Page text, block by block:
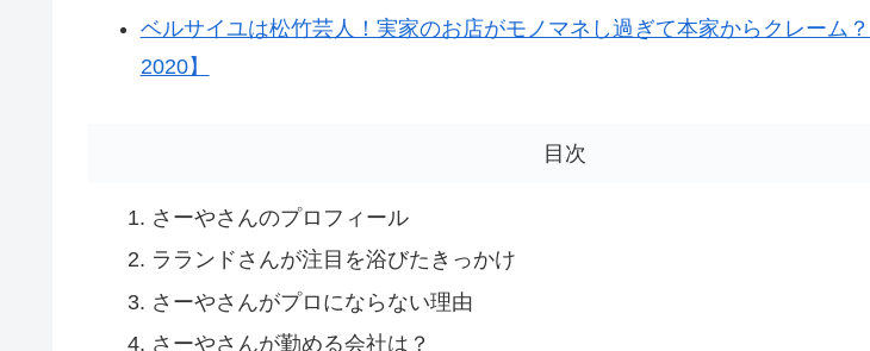
ベルサイユは松竹芸人！実家のお店がモノマネし過ぎて本家からクレーム
2020】
目次
さーやさんのプロフィール
ラランドさんが注目を浴びたきっかけ
さーやさんがプロにならない理由
さーやさんが勤める会社は？